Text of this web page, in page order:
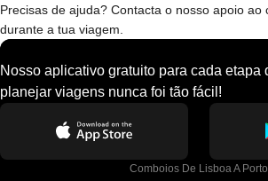
Precisas de ajuda? Contacta o nosso apoio ao
durante a tua viagem.
Nosso aplicativo gratuito para cada etapa
planejar viagens nunca foi tão fácil!
Comboios De Lisboa A Porto